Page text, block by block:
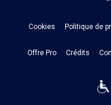
Cookies Politique de
Offre Pro Crédits